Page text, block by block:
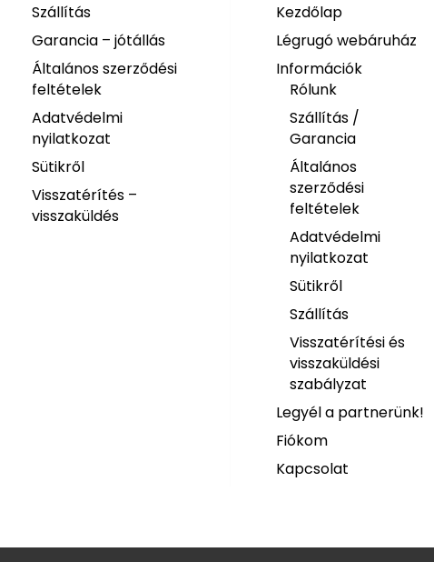
Szállítás
Garancia – jótállás
Általános szerződési
feltételek
Adatvédelmi
nyilatkozat
Sütikről
Visszatérítés –
visszaküldés
Kezdőlap
Légrugó webáruház
Információk
Rólunk
Szállítás /
Garancia
Általános
szerződési
feltételek
Adatvédelmi
nyilatkozat
Sütikről
Szállítás
Visszatérítési és
visszaküldési
szabályzat
Legyél a partnerünk!
Fiókom
Kapcsolat